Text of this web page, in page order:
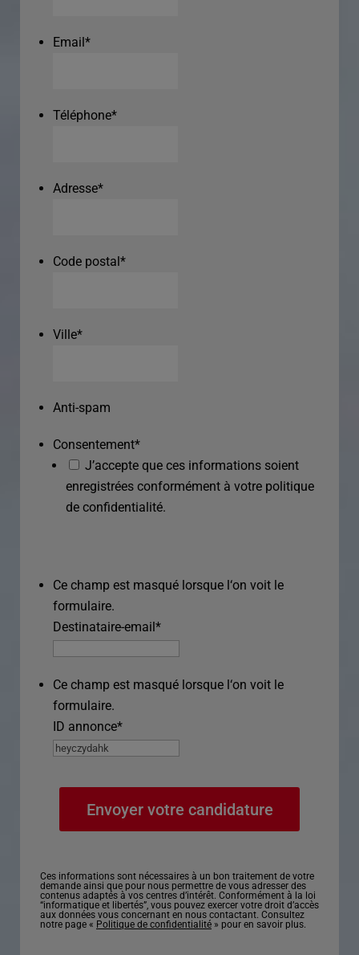
Email*
Téléphone*
Adresse*
Code postal*
Ville*
Anti-spam
Consentement*
J’accepte que ces informations soient
enregistrées conformément à votre politique
de confidentialité.
Ce champ est masqué lorsque l‘on voit le
formulaire.
Destinataire-email*
Ce champ est masqué lorsque l‘on voit le
formulaire.
ID annonce*
Ces informations sont nécessaires à un bon traitement de votre
demande ainsi que pour nous permettre de vous adresser des
contenus adaptés à vos centres d’intérêt. Conformément à la loi
“informatique et libertés”, vous pouvez exercer votre droit d’accès
aux données vous concernant en nous contactant. Consultez
notre page « Politique de confidentialité » pour en savoir plus.